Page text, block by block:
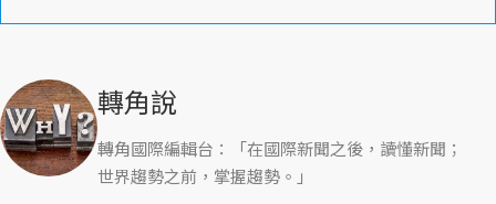
轉角說
轉角國際編輯台：「在國際新聞之後，讀懂新聞；
世界趨勢之前，掌握趨勢。」